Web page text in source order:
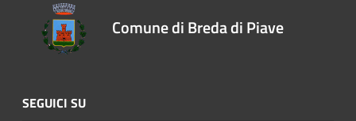
Comune di Breda di Piave
SEGUICI SU